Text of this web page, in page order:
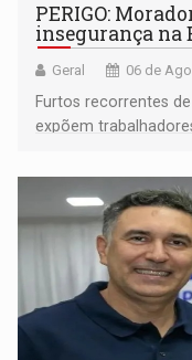
PERIGO:
insegurança na
Geral 06 de
Furtos recorrentes
expõem